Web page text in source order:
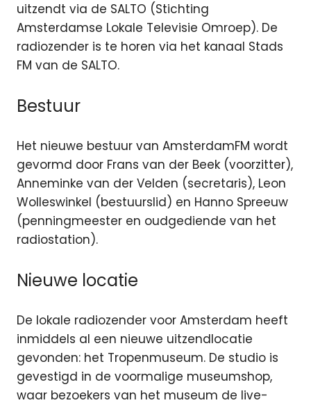
uitzendt via de SALTO (Stichting
Amsterdamse Lokale Televisie Omroep). De
radiozender is te horen via het kanaal Stads
FM van de SALTO.
Bestuur
Het nieuwe bestuur van AmsterdamFM wordt
gevormd door Frans van der Beek (voorzitter),
Anneminke van der Velden (secretaris), Leon
Wolleswinkel (bestuurslid) en Hanno Spreeuw
(penningmeester en oudgediende van het
radiostation).
Nieuwe locatie
De lokale radiozender voor Amsterdam heeft
inmiddels al een nieuwe uitzendlocatie
gevonden: het Tropenmuseum. De studio is
gevestigd in de voormalige museumshop,
waar bezoekers van het museum de live-